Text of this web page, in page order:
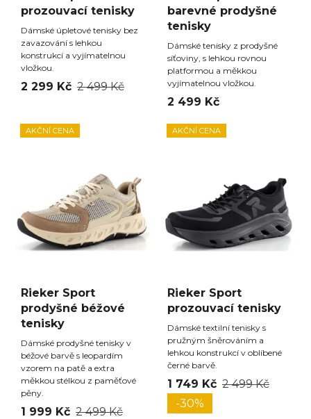
prozouvací tenisky
Dámské úpletové tenisky bez
zavazování s lehkou
konstrukcí a vyjímatelnou
vložkou.
2 299 Kč 2 499 Kč
barevné prodyšné
tenisky
Dámské tenisky z prodyšné
síťoviny, s lehkou rovnou
platformou a měkkou
vyjímatelnou vložkou.
2 499 Kč
AKČNÍ CENA
Rieker Sport
prodyšné béžové
tenisky
Dámské prodyšné tenisky v
béžové barvě s leopardím
vzorem na patě a extra
měkkou stélkou z paměťové
pěny.
1 999 Kč 2 499 Kč
AKČNÍ CENA
Rieker Sport
prozouvací tenisky
Dámské textilní tenisky s
pružným šněrováním a
lehkou konstrukcí v oblíbené
černé barvě.
1 749 Kč 2 499 Kč
-30%